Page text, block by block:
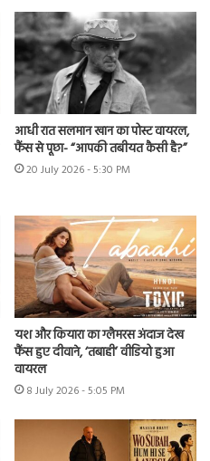
आधी रात सलमान खान का पोस्ट वायरल,
फैंस से पूछा- “आपकी तबीयत कैसी है?”
20 July 2026 - 5:30 PM
यश और कियारा का ग्लैमरस अंदाज देख
फैंस हुए दीवाने, ‘तबाही’ वीडियो हुआ
वायरल
8 July 2026 - 5:05 PM